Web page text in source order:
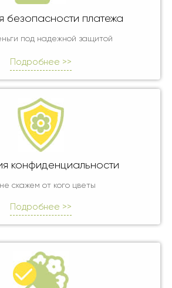
безопасности платежа
под надежной защитой
Подробнее >>
конфиденциальности
скажем от кого цветы
Подробнее >>